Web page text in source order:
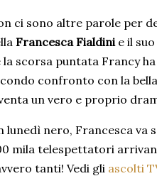
ci sono altre parole per
Francesca Fialdinie il
la scorsa puntata Francy
confronto con la bella
un vero e proprio
lunedì nero, Francesca va
mila telespettatori
tanti! Vedi gli ascolti